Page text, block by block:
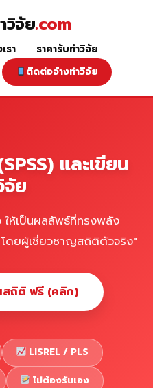
วิจัย.com
รา
ราคารับทำวิจัย
ติดต่อจ้างทำวิจัย
และเขียน
ย
ให้เป็นผลลัพธ์ที่ทรงพลัง
ดยผู้เชี่ยวชาญสถิติตัวจริง"
สถิติ ฟรี (คลิก)
LISREL / PLS
ไม่ต้องรันเอง